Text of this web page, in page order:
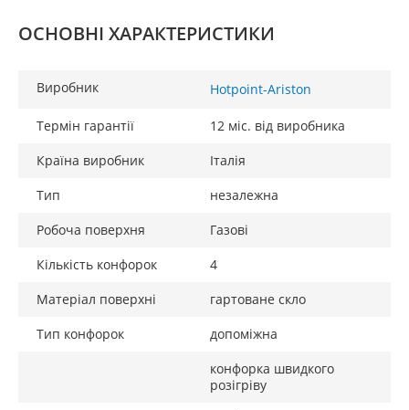
ОСНОВНІ ХАРАКТЕРИСТИКИ
Виробник Hotpoint-Ariston
Термін гарантії
12 міс. від виробника
Країна виробник
Італія
Тип
незалежна
Робоча поверхня
Газові
Кількість конфорок
4
Матеріал поверхні
гартоване скло
Тип конфорок
допоміжна
конфорка швидкого
розігріву